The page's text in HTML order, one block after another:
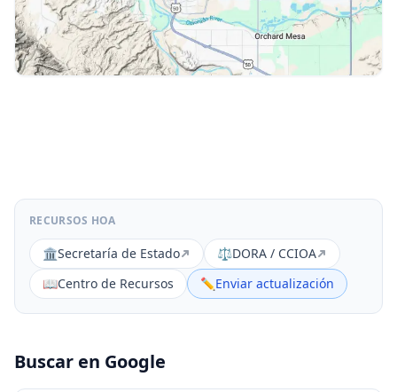
RECURSOS HOA
🏛️Secretaría de Estado ⚖️DORA / CCIOA
📖Centro de Recursos ✏️Enviar actualización
Buscar en Google